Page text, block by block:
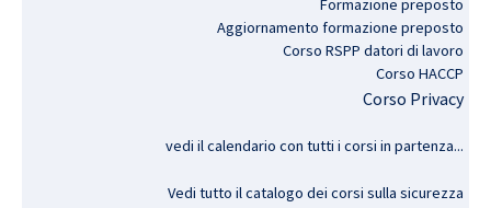
Aggiornamento formazione preposto
Corso RSPP datori di lavoro
Corso HACCP
Corso Privacy
vedi il calendario con tutti i corsi in partenza...
Vedi tutto il catalogo dei corsi sulla sicurezza